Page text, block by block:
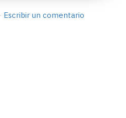
Escribir un comentario